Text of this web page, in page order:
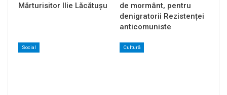
Mărturisitor Ilie Lăcătușu
de mormânt, pentru
denigratorii Rezistenței
anticomuniste
Social Cultură